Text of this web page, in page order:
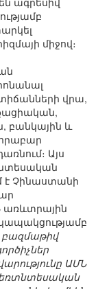
միջով։
վրա,
և
Այս
է Չինաստանի
բազմաթիվ
ԱՄՆ